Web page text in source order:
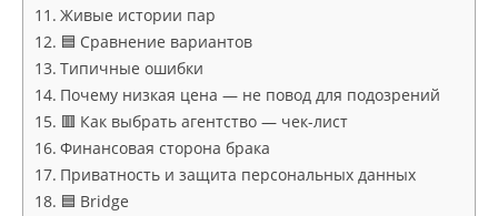
Живые истории пар
🟦 Сравнение вариантов
Типичные ошибки
Почему низкая цена — не повод для подозрений
🟥 Как выбрать агентство — чек-лист
Финансовая сторона брака
Приватность и защита персональных данных
🟦 Bridge